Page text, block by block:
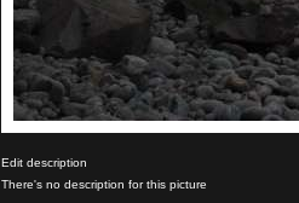
Edit description
There's no description for this picture